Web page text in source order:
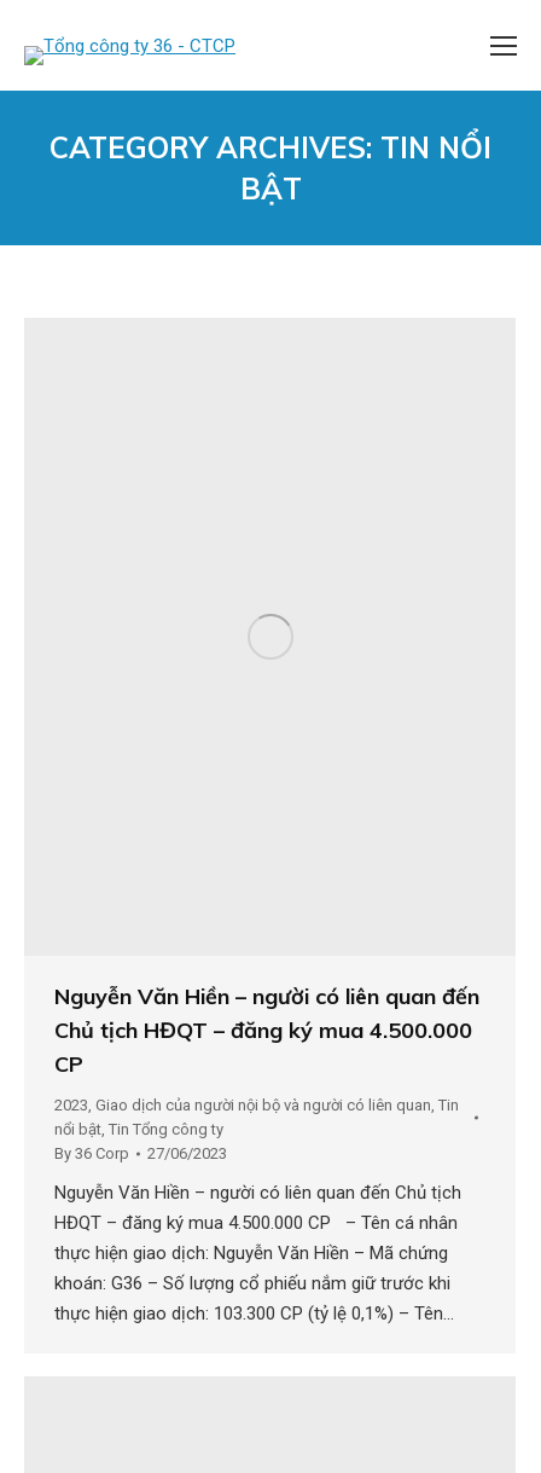
CATEGORY ARCHIVES: TIN NỔI
BẬT
Nguyễn Văn Hiền – người có liên quan đến
Chủ tịch HĐQT – đăng ký mua 4.500.000
CP
2023 Giao dịch của người nội bộ và người có liên quan Tin
nổi bật Tin Tổng công ty
By 36 Corp 27/06/2023
Nguyễn Văn Hiền – người có liên quan đến Chủ tịch
HĐQT – đăng ký mua 4.500.000 CP – Tên cá nhân
thực hiện giao dịch: Nguyễn Văn Hiền – Mã chứng
khoán: G36 – Số lượng cổ phiếu nắm giữ trước khi
thực hiện giao dịch: 103.300 CP (tỷ lệ 0,1%) – Tên…